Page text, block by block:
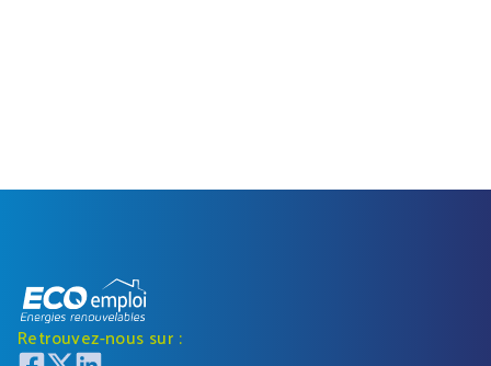
Retrouvez-nous sur :